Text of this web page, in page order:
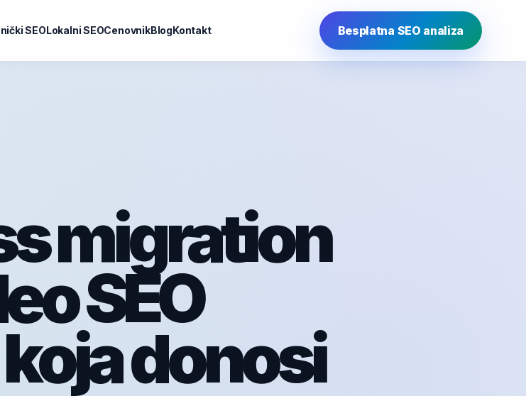
SEOLokalni SEOCenovnikBlogKontakt Besplatna SEO analiza
migration
SEO
donosi